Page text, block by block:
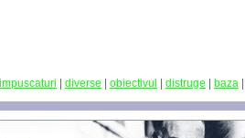
impuscaturi diverse obiectivul distruge baza